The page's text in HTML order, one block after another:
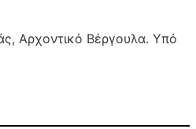
Αρχοντικό Βέργουλα. Υπό